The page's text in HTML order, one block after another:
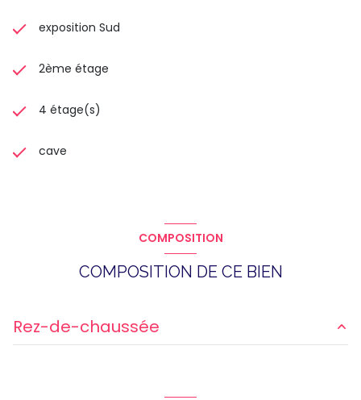
exposition Sud
2ème étage
4 étage(s)
cave
COMPOSITION
COMPOSITION DE CE BIEN
Rez-de-chaussée